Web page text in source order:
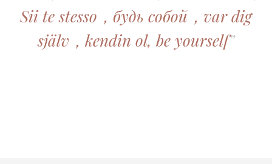
Sii te stesso，будь собой，var dig
själv，kendin ol, be yourself”